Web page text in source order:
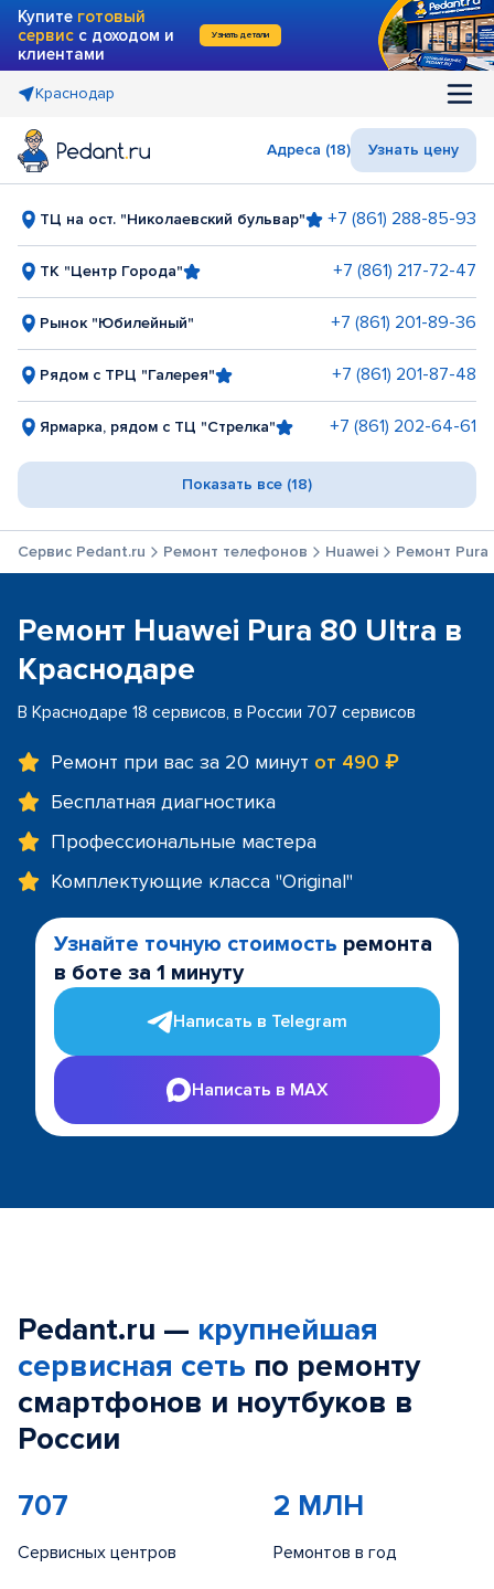
Купите готовый
сервис с доходом и
клиентами
Узнать детали
Краснодар
Адреса (18) Узнать цену
ТЦ на ост. "Николаевский бульвар" +7 (861) 288-85-93
ТК "Центр Города" +7 (861) 217-72-47
Рынок "Юбилейный" +7 (861) 201-89-36
Рядом с ТРЦ "Галерея" +7 (861) 201-87-48
Ярмарка, рядом с ТЦ "Стрелка" +7 (861) 202-64-61
Показать все (18)
Сервис Pedant.ru Ремонт телефонов Huawei Ремонт
Ремонт Huawei Pura 80 Ultra в
Краснодаре
В Краснодаре 18 сервисов, в России 707 сервисов
Ремонт при вас за 20 минут от 490 ₽
Бесплатная диагностика
Профессиональные мастера
Комплектующие класса "Original"
Узнайте точную стоимость ремонта
в боте за 1 минуту
Написать в Telegram
Написать в MAX
Pedant.ru — крупнейшая
сервисная сеть по ремонту
смартфонов и ноутбуков в
России
707
Сервисных центров
2 МЛН
Ремонтов в год